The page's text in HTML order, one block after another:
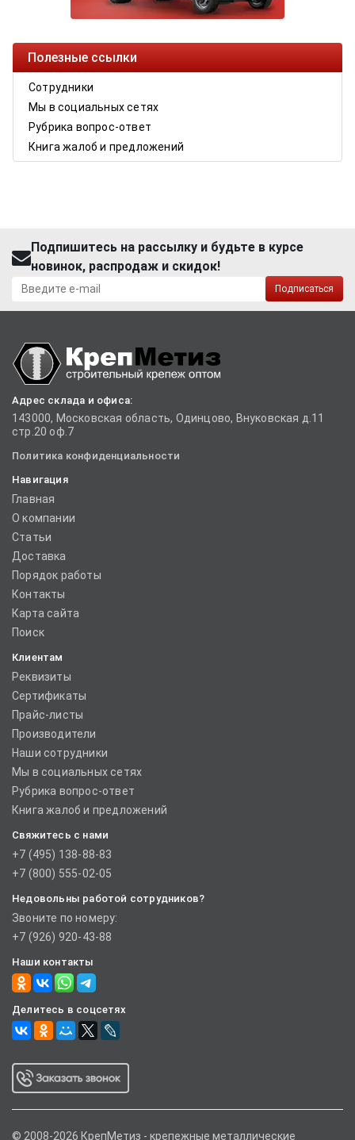
Полезные ссылки
Сотрудники
Мы в социальных сетях
Рубрика вопрос-ответ
Книга жалоб и предложений
Подпишитесь на рассылку и будьте в курсе
новинок, распродаж и скидок!
Подписаться
Адрес склада и офиса:
143000, Московская область, Одинцово, Внуковская д.11
стр.20 оф.7
Политика конфиденциальности
Навигация
Главная
О компании
Статьи
Доставка
Порядок работы
Контакты
Карта сайта
Поиск
Клиентам
Реквизиты
Сертификаты
Прайс-листы
Производители
Наши сотрудники
Мы в социальных сетях
Рубрика вопрос-ответ
Книга жалоб и предложений
Свяжитесь с нами
+7 (495) 138-88-83
+7 (800) 555-02-05
Недовольны работой сотрудников?
Звоните по номеру:
+7 (926) 920-43-88
Наши контакты
Делитесь в соцсетях
© 2008-2026 КрепМетиз - крепежные металлические